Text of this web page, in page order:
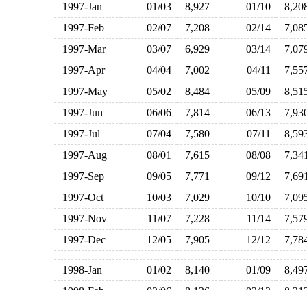
1997-Jan 01/03 8,927 01/10
1997-Feb
02/07 7,208 02/14
1997-Mar
03/07 6,929 03/14
1997-Apr
04/04 7,002 04/11
1997-May
05/02 8,484 05/09
1997-Jun
06/06 7,814 06/13
1997-Jul
07/04 7,580 07/11
1997-Aug
08/01 7,615 08/08
1997-Sep
09/05 7,771 09/12
1997-Oct
10/03 7,029 10/10
1997-Nov
11/07 7,228 11/14
1997-Dec
12/05 7,905 12/12
1998-Jan 01/02 8,140 01/09